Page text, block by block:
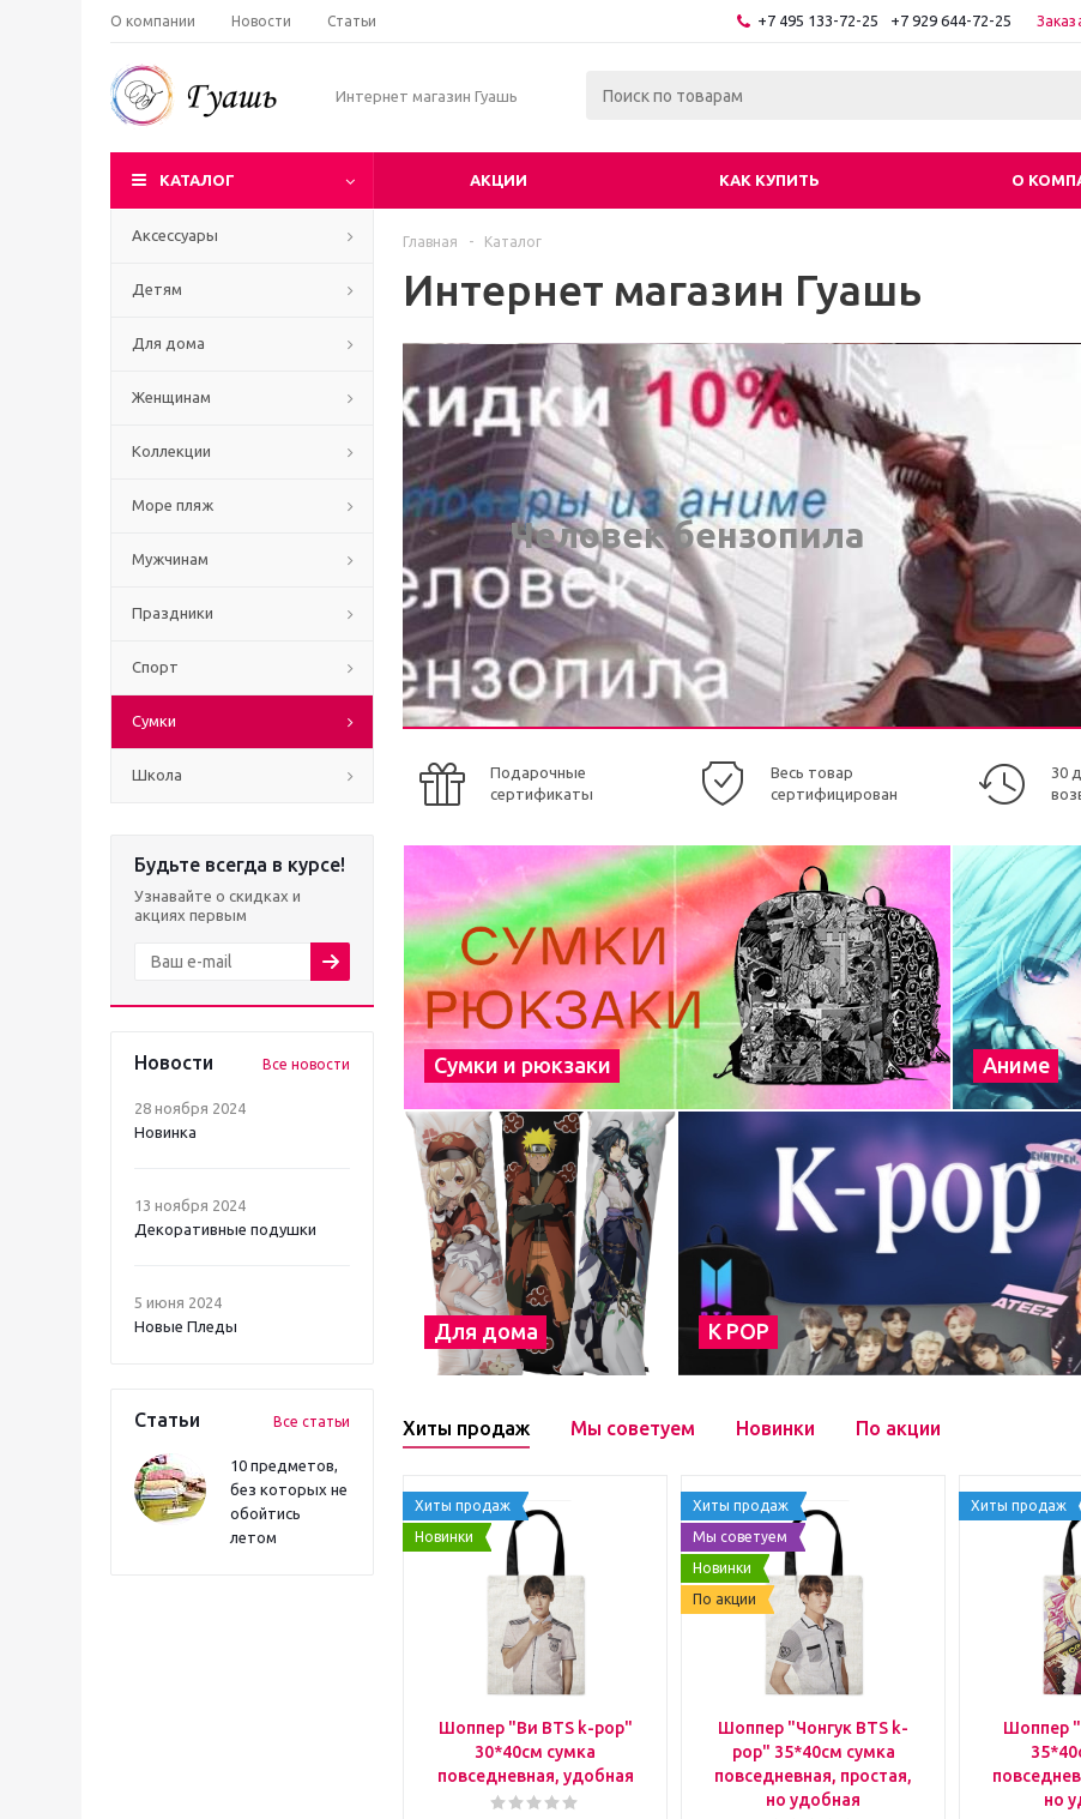
О компании Новости Статьи +7 495 133-72-25 +7 929 644-72-25
Интернет магазин Гуашь
КАТАЛОГ АКЦИИ КАК КУПИТЬ О
Аксессуары
Детям
Для дома
Женщинам
Коллекции
Море пляж
Мужчинам
Праздники
Спорт
Сумки
Школа
Будьте всегда в курсе!
Узнавайте о скидках и
акциях первым
Новости Все новости
28 ноября 2024
Новинка
13 ноября 2024
Декоративные подушки
5 июня 2024
Новые Пледы
Статьи Все статьи
10 предметов,
без которых не
обойтись
летом
Главная - Каталог
Интернет магазин Гуашь
Человек бензопила
Подарочные
сертификаты
Весь товар
сертифицирован
30
Сумки и рюкзаки Аниме
Для дома К POP
Хиты продаж Мы советуем Новинки По акции
Хиты продаж
Новинки
Шоппер "Ви BTS k-pop"
30*40см сумка
повседневная, удобная
Хиты продаж
Мы советуем
Новинки
По акции
Шоппер "Чонгук BTS k-
pop" 35*40см сумка
повседневная, простая,
но удобная
Хиты продаж
Шоппер
но